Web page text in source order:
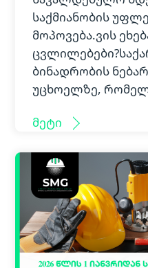
საქმიანობის
მოპოვება.ვის
ბინადრობის
უცხოელზე,
მეტი